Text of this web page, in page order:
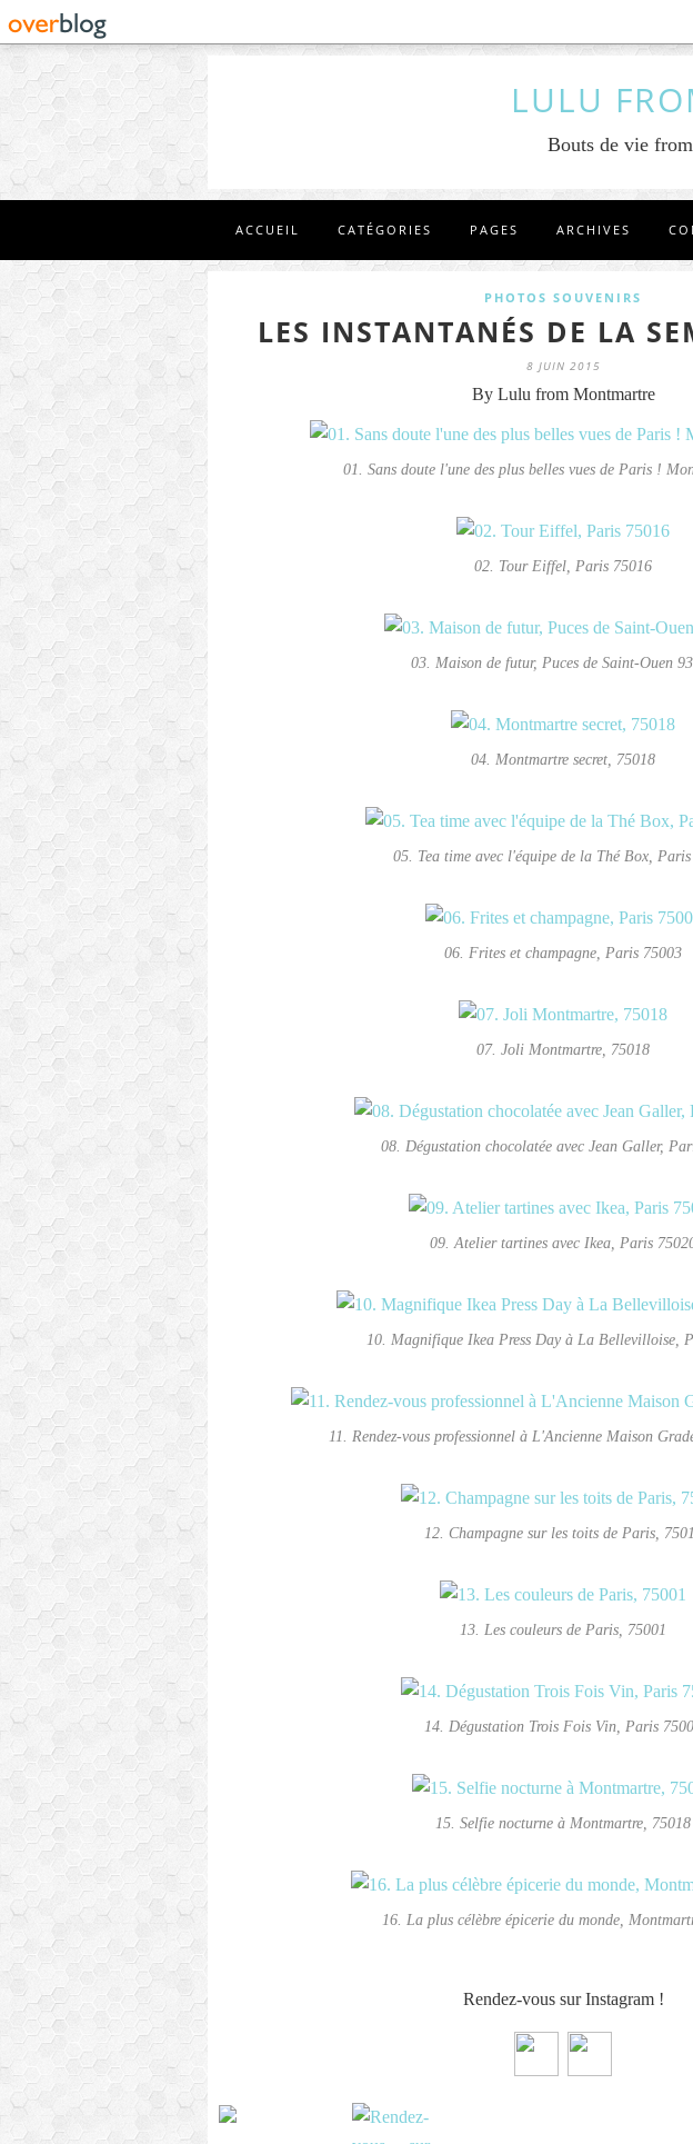
LULU
Bouts de vie
ACCUEIL CATÉGORIES PAGES ARCHIVES
PHOTOS SOUVENIRS
LES INSTANTANÉS DE LA
8 JUIN 2015
By Lulu from Montmartre
01. Sans doute l'une des plus belles vues de Paris !
02. Tour Eiffel, Paris 75016
03. Maison de futur, Puces de Saint-Ouen
04. Montmartre secret, 75018
05. Tea time avec l'équipe de la Thé Box,
06. Frites et champagne, Paris 75003
07. Joli Montmartre, 75018
08. Dégustation chocolatée avec Jean Galler,
09. Atelier tartines avec Ikea, Paris
10. Magnifique Ikea Press Day à La Bellevilloise,
11. Rendez-vous professionnel à L'Ancienne Maison
12. Champagne sur les toits de Paris,
13. Les couleurs de Paris, 75001
14. Dégustation Trois Fois Vin, Paris
15. Selfie nocturne à Montmartre, 75018
16. La plus célèbre épicerie du monde,
Rendez-vous sur Instagram !